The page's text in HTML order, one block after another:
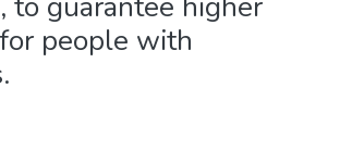
people with